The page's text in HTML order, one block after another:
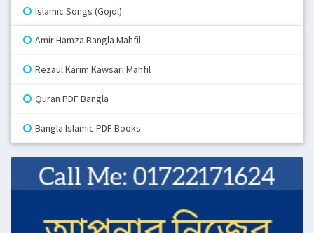
Islamic Songs (Gojol)
Amir Hamza Bangla Mahfil
Rezaul Karim Kawsari Mahfil
Quran PDF Bangla
Bangla Islamic PDF Books